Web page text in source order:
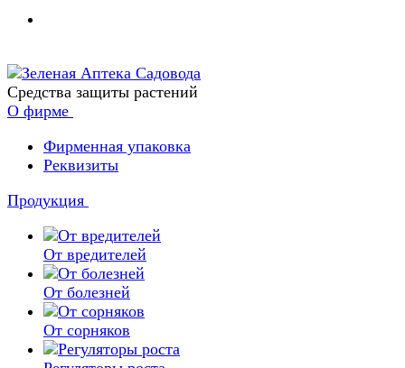
Средства защиты растений
О фирме
Фирменная упаковка
Реквизиты
Продукция
От вредителей
От болезней
От сорняков